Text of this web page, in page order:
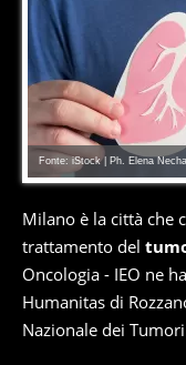
Fonte: iStock | Ph. Elena
Milano è la città che
trattamento del
Oncologia - IEO ne
Humanitas di
Nazionale dei